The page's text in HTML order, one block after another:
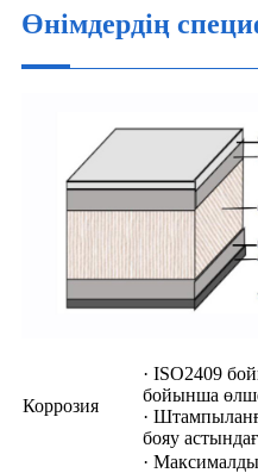
Өнімдердің
Коррозия
· ISO2409
бойынша
·
бояу
· Максималды